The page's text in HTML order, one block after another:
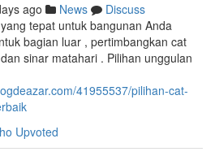
ago News
Discuss
tepat untuk bangunan Anda
bagian luar , pertimbangkan cat
sinar matahari . Pilihan unggulan
41955537/pilihan-cat-
Upvoted